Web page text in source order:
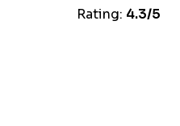
Rating: 4.3/5